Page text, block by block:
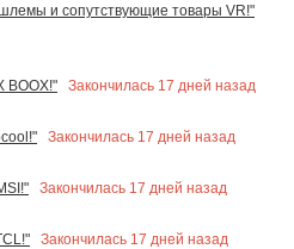
и сопутствующие товары VR!"
BOOX!"
Закончилась 17 дней назад
Закончилась 17 дней назад
Закончилась 17 дней назад
Закончилась 17 дней назад